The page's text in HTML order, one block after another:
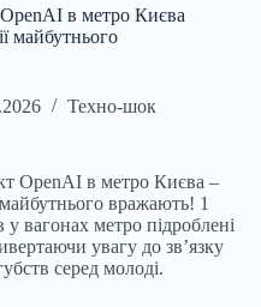
в метро Києва
майбутнього
Техно-шок
вагонах метро підроблені
увагу до зв’язку
серед молоді.